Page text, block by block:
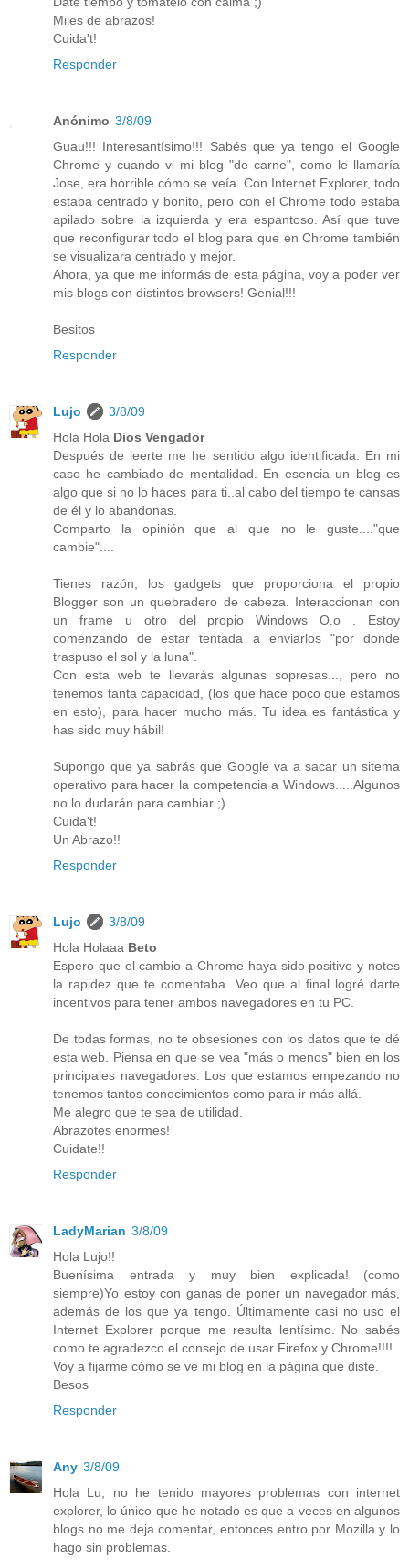
Miles de abrazos!
Cuida't!
Responder
Anónimo 3/8/09
Guau!!! Interesantísimo!!! Sabés que ya tengo el Google
Chrome y cuando vi mi blog "de carne", como le llamaría
Jose, era horrible cómo se veía. Con Internet Explorer, todo
estaba centrado y bonito, pero con el Chrome todo estaba
apilado sobre la izquierda y era espantoso. Así que tuve
que reconfigurar todo el blog para que en Chrome también
se visualizara centrado y mejor.
Ahora, ya que me informás de esta página, voy a poder ver
mis blogs con distintos browsers! Genial!!!
Besitos
Responder
Lujo
3/8/09
Hola Hola Dios Vengador
Después de leerte me he sentido algo identificada. En mi
caso he cambiado de mentalidad. En esencia un blog es
algo que si no lo haces para ti..al cabo del tiempo te cansas
de él y lo abandonas.
Comparto la opinión que al que no le guste...."que
cambie"....
Tienes razón, los gadgets que proporciona el propio
Blogger son un quebradero de cabeza. Interaccionan con
un frame u otro del propio Windows O.o . Estoy
comenzando de estar tentada a enviarlos "por donde
traspuso el sol y la luna".
Con esta web te llevarás algunas sopresas..., pero no
tenemos tanta capacidad, (los que hace poco que estamos
en esto), para hacer mucho más. Tu idea es fantástica y
has sido muy hábil!
Supongo que ya sabrás que Google va a sacar un sitema
operativo para hacer la competencia a Windows.....Algunos
no lo dudarán para cambiar ;)
Cuida't!
Un Abrazo!!
Responder
Lujo
3/8/09
Hola Holaaa Beto
Espero que el cambio a Chrome haya sido positivo y notes
la rapidez que te comentaba. Veo que al final logré darte
incentivos para tener ambos navegadores en tu PC.
De todas formas, no te obsesiones con los datos que te dé
esta web. Piensa en que se vea "más o menos" bien en los
principales navegadores. Los que estamos empezando no
tenemos tantos conocimientos como para ir más allá.
Me alegro que te sea de utilidad.
Abrazotes enormes!
Cuidate!!
Responder
LadyMarian 3/8/09
Hola Lujo!!
Buenísima entrada y muy bien explicada! (como
siempre)Yo estoy con ganas de poner un navegador más,
además de los que ya tengo. Últimamente casi no uso el
Internet Explorer porque me resulta lentísimo. No sabés
como te agradezco el consejo de usar Firefox y Chrome!!!!
Voy a fijarme cómo se ve mi blog en la página que diste.
Besos
Responder
Any 3/8/09
Hola Lu, no he tenido mayores problemas con internet
explorer, lo único que he notado es que a veces en algunos
blogs no me deja comentar, entonces entro por Mozilla y lo
hago sin problemas.